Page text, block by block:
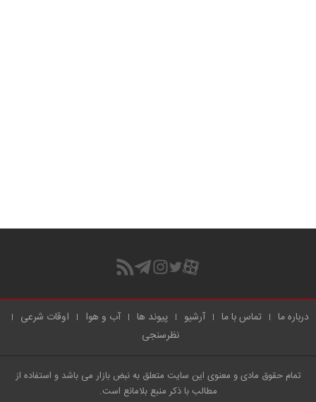
درباره ما تماس با ما آرشیو پیوند ها آب و هوا
اوقات شرعی
نظرسنجی
تمام حقوق مادی و معنوی این سایت متعلق به نبض بازار می باشد و استفاده از
مطالب با ذکر منبع بلامانع است.